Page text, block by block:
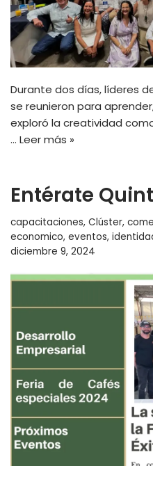
Durante dos días, líderes
se reunieron para
exploró la creatividad
… Leer más »
Entérate
capacitaciones, Clúster,
economico, eventos,
diciembre 9, 2024